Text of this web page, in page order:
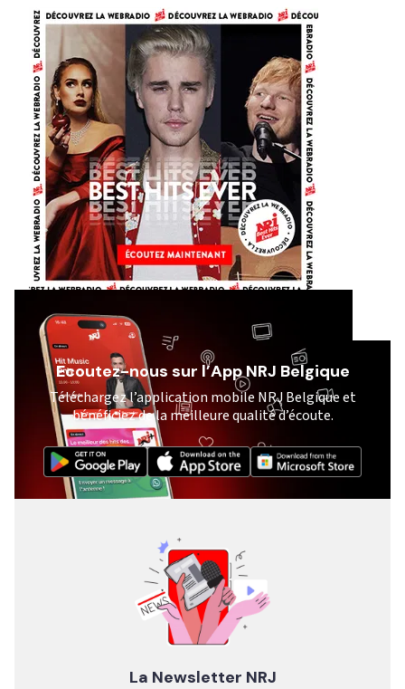
Ecoutez-nous sur l’App NRJ Belgique
Téléchargez l’application mobile NRJ Belgique et
bénéficiez de la meilleure qualité d’écoute.
La Newsletter NRJ